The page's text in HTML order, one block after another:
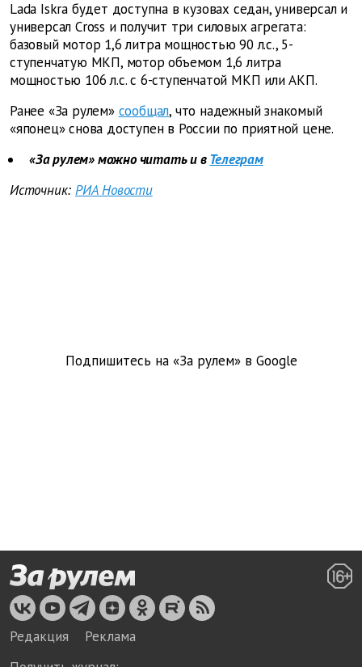
Lada Iskra будет доступна в кузовах седан, универсал и
универсал Cross и получит три силовых агрегата:
базовый мотор 1,6 литра мощностью 90 л.с., 5-
ступенчатую МКП, мотор объемом 1,6 литра
мощностью 106 л.с. с 6-ступенчатой МКП или АКП.
Ранее «За рулем» сообщал, что надежный знакомый
«японец» снова доступен в России по приятной цене.
«За рулем» можно читать и вТелеграм
Источник: РИА Новости
Подпишитесь на «За рулем» в Google
Редакция
Реклама